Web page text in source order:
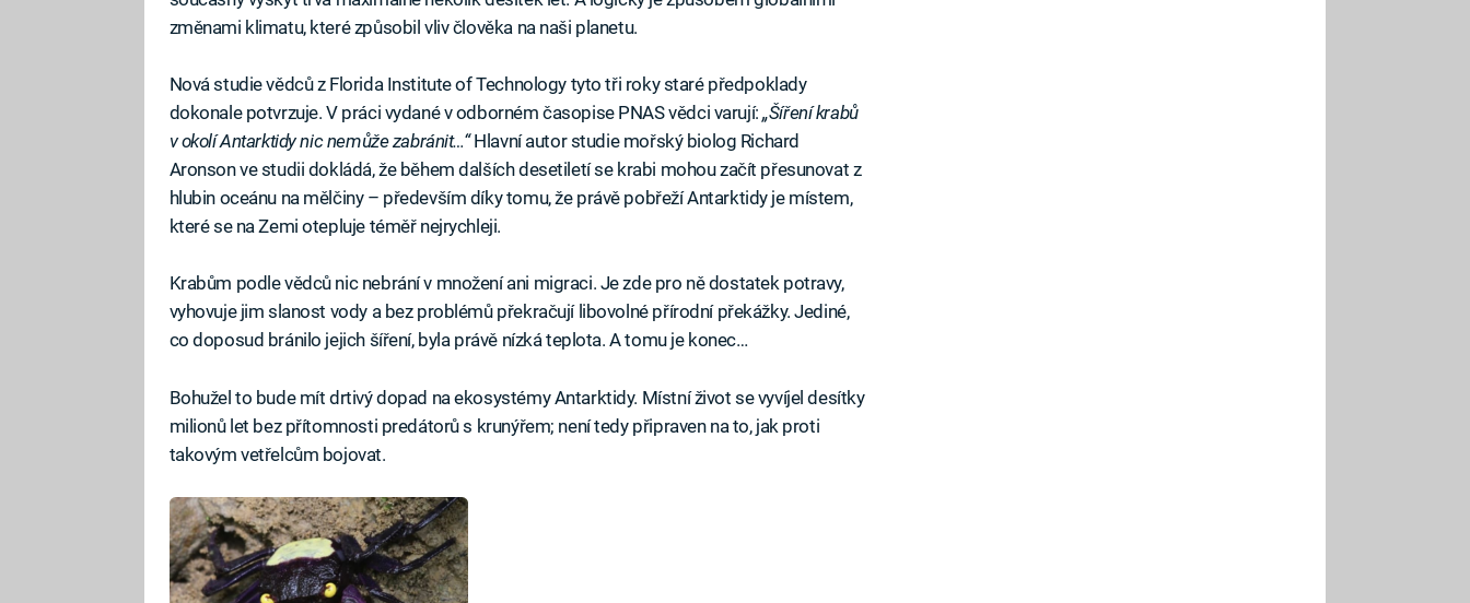
změnami klimatu, které způsobil vliv člověka na naši planetu.
Nová studie vědců z Florida Institute of Technology tyto tři roky staré předpoklady
dokonale potvrzuje. V práci vydané v odborném časopise PNAS vědci varují:„Šíření krabů
v okolí Antarktidy nic nemůže zabránit…“Hlavní autor studie mořský biolog Richard
Aronson ve studii dokládá, že během dalších desetiletí se krabi mohou začít přesunovat z
hlubin oceánu na mělčiny – především díky tomu, že právě pobřeží Antarktidy je místem,
které se na Zemi otepluje téměř nejrychleji.
Krabům podle vědců nic nebrání v množení ani migraci. Je zde pro ně dostatek potravy,
vyhovuje jim slanost vody a bez problémů překračují libovolné přírodní překážky. Jediné,
co doposud bránilo jejich šíření, byla právě nízká teplota. A tomu je konec…
Bohužel to bude mít drtivý dopad na ekosystémy Antarktidy. Místní život se vyvíjel desítky
milionů let bez přítomnosti predátorů s krunýřem; není tedy připraven na to, jak proti
takovým vetřelcům bojovat.